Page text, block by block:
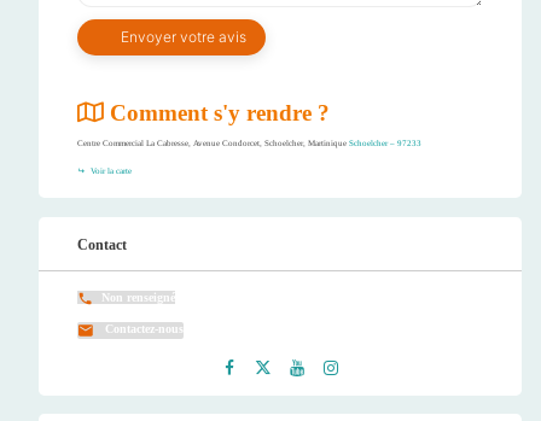
Comment s'y rendre ?
Centre Commercial La Cabresse, Avenue Condorcet, Schoelcher, Martinique Schoelcher – 97233
Voir la carte
Contact
Non renseigné
Contactez-nous